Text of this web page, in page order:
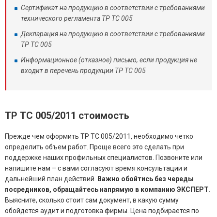
Сертификат на продукцию в соответствии с требованиями
технического регламента ТР ТС 005
Декларация на продукцию в соответствии с требованиями
ТР ТС 005
Информационное (отказное) письмо, если продукция не
входит в перечень продукции ТР ТС 005
ТР ТС 005/2011 стоимость
Прежде чем оформить ТР ТС 005/2011, необходимо четко
определить объем работ. Проще всего это сделать при
поддержке наших профильных специалистов. Позвоните или
напишите нам – с вами согласуют время консультации и
дальнейший план действий.
Важно обойтись без череды
посредников, обращайтесь напрямую в компанию ЭКСПЕРТ
Выясните, сколько стоит сам документ, в какую сумму
обойдется аудит и подготовка фирмы. Цена подбирается по